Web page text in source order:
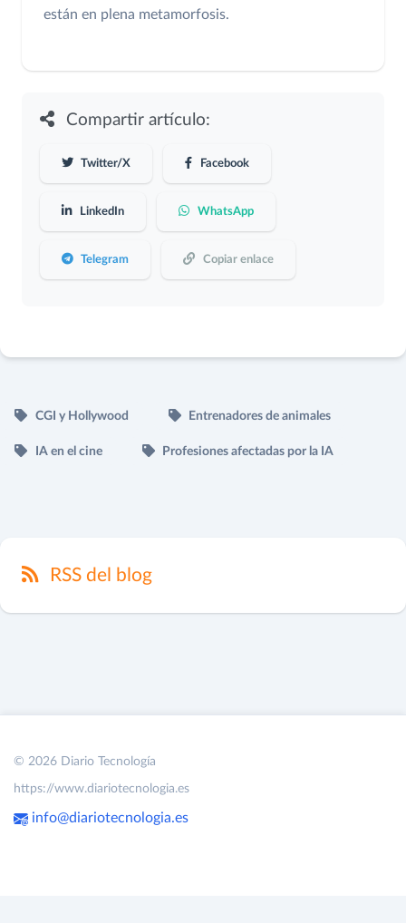
están en plena metamorfosis.
Compartir artículo:
Twitter/X Facebook
LinkedIn WhatsApp
Telegram Copiar enlace
CGI y Hollywood Entrenadores de animales
IA en el cine Profesiones afectadas por la IA
RSS del blog
© 2026 Diario Tecnología
https://www.diariotecnologia.es
info@diariotecnologia.es